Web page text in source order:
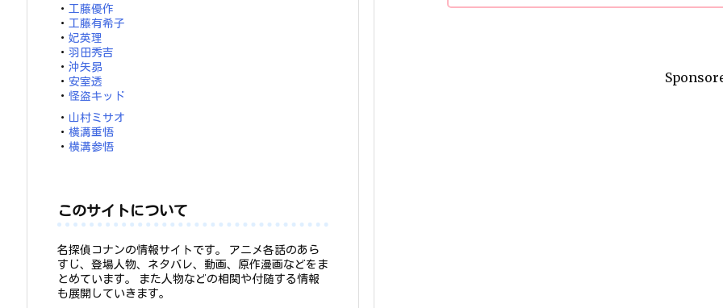
・ 工藤優作
・ 工藤有希子
・ 妃英理
・ 羽田秀吉
・ 沖矢昴
・ 安室透
・ 怪盗キッド
・ 山村ミサオ
・ 横溝重悟
・ 横溝参悟
このサイトについて
名探偵コナンの情報サイトです。 アニメ各話のあら
すじ、登場人物、ネタバレ、動画、原作漫画などをま
とめています。 また人物などの相関や付随する情報
も展開していきます。